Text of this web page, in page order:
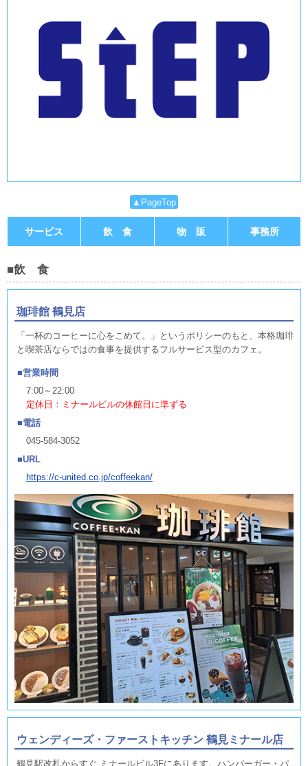
▲PageTop
サービス 飲 食 物 販 事務所
■飲 食
珈琲館 鶴見店
「一杯のコーヒーに心をこめて。」というポリシーのもと、本格珈琲
と喫茶店ならではの食事を提供するフルサービス型のカフェ。
営業時間
7:00～22:00
定休日：ミナールビルの休館日に準ずる
電話
045-584-3052
URL
https://c-united.co.jp/coffeekan/
ウェンディーズ・ファーストキッチン 鶴見ミナール店
鶴見駅改札からすぐ ミナールビル3Fにあります。ハンバーガー・パ